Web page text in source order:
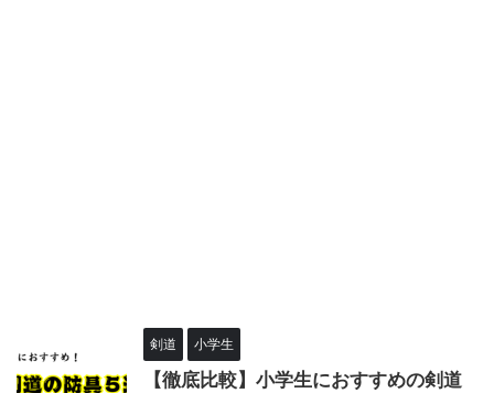
剣道 小学生
【徹底比較】小学生におすすめの剣道